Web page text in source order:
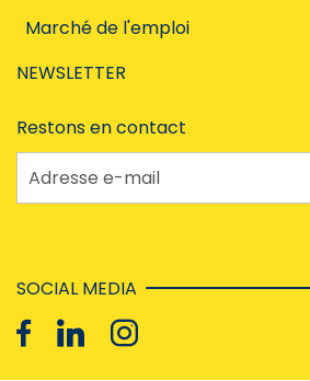
Marché de l'emploi
NEWSLETTER
Restons en contact
Adresse e-mail
SOCIAL MEDIA